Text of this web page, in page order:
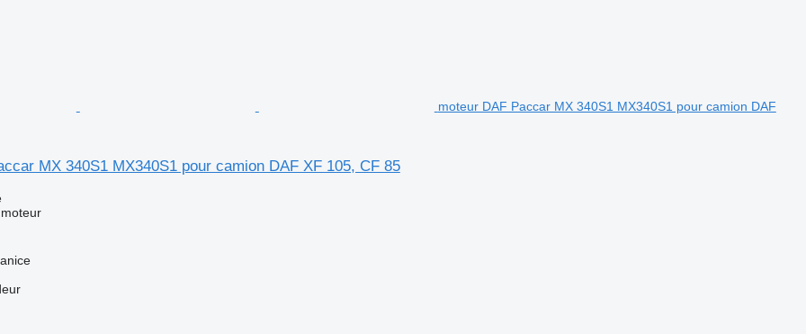
moteur DAF Paccar MX 340S1 MX340S1 pour camion DAF
MX 340S1 MX340S1 pour camion DAF XF 105, CF 85